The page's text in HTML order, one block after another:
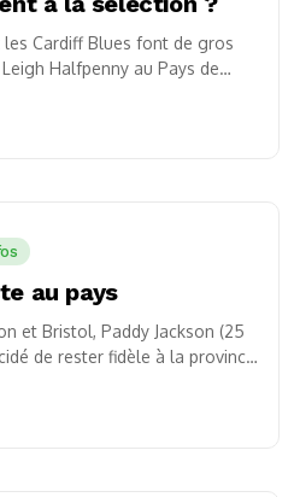
Cardiff Blues font de gros
Halfpenny au Pays de
au pays
et Bristol, Paddy Jackson (25
de rester fidèle à la province